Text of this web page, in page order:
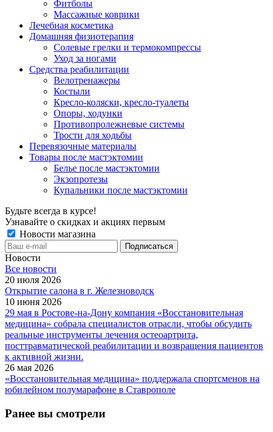
Фитболы
Массажные коврики
Лечебная косметика
Домашняя физиотерапия
Солевые грелки и термокомпрессы
Уход за ногами
Средства реабилитации
Велотренажеры
Костыли
Кресло-коляски, кресло-туалеты
Опоры, ходунки
Противопролежневые системы
Трости для ходьбы
Перевязочные материалы
Товары после мастэктомии
Белье после мастэктомии
Экзопротезы
Купальники после мастэктомии
Будьте всегда в курсе!
Узнавайте о скидках и акциях первым
Новости магазина
Новости
Все новости
20 июля 2026
Открытие салона в г. Железноводск
10 июня 2026
29 мая в Ростове-на-Дону компания «Восстановительная
медицина» собрала специалистов отрасли, чтобы обсудить
реальные инструменты лечения остеоартрита,
посттравматической реабилитации и возвращения пациентов
к активной жизни.
26 мая 2026
«Восстановительная медицина» поддержала спортсменов на
юбилейном полумарафоне в Ставрополе
Ранее вы смотрели